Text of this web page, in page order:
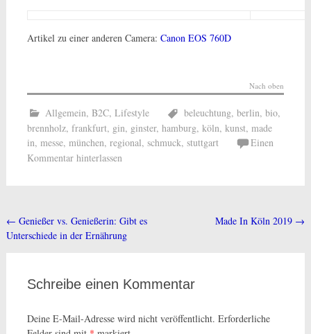
Artikel zu einer anderen Camera: Canon EOS 760D
Nach oben
Allgemein, B2C, Lifestyle beleuchtung, berlin, bio,
brennholz, frankfurt, gin, ginster, hamburg, köln, kunst, made
in, messe, münchen, regional, schmuck, stuttgart
Einen
Kommentar hinterlassen
Beitragsnavigation
← Genießer vs. Genießerin: Gibt es
Unterschiede in der Ernährung
Made In Köln 2019 →
Schreibe einen Kommentar
Deine E-Mail-Adresse wird nicht veröffentlicht. Erforderliche